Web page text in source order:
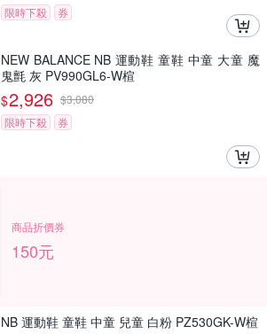
限時下殺 券
NEW BALANCE NB 運動鞋 童鞋 中童 大童 魔
鬼氈 灰 PV990GL6-W楦
$2,926 $3,080
限時下殺
券
商品折價券
150元
NB 運動鞋 童鞋 中童 兒童 白粉 PZ530GK-W楦